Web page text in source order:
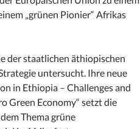
„grünen Pionier“ Afrikas
der staatlichen äthiopischen
untersucht. Ihre neue
in Ethiopia – Challenges and
Green Economy“ setzt die
Thema grüne